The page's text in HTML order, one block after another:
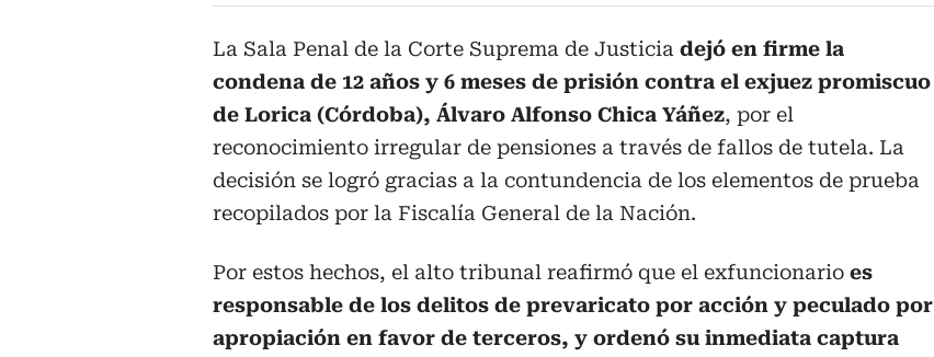
La Sala Penal de la Corte Suprema de Justicia dejó en firme la
condena de 12 años y 6 meses de prisión contra el exjuez promiscuo
de Lorica (Córdoba), Álvaro Alfonso Chica Yáñez, por el
reconocimiento irregular de pensiones a través de fallos de tutela. La
decisión se logró gracias a la contundencia de los elementos de prueba
recopilados por la Fiscalía General de la Nación.
Por estos hechos, el alto tribunal reafirmó que el exfuncionario es
responsable de los delitos de prevaricato por acción y peculado por
apropiación en favor de terceros, y ordenó su inmediata captura